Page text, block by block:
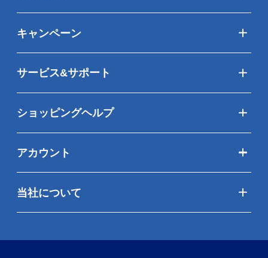
キャンペーン
サービス&サポート
ショッピングヘルプ
アカウント
当社について